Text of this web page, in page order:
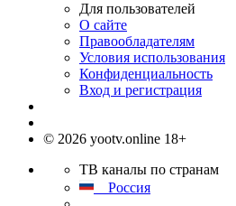
Для пользователей
О сайте
Правообладателям
Условия использования
Конфиденциальность
Вход и регистрация
© 2026 yootv.online 18+
ТВ каналы по странам
Россия